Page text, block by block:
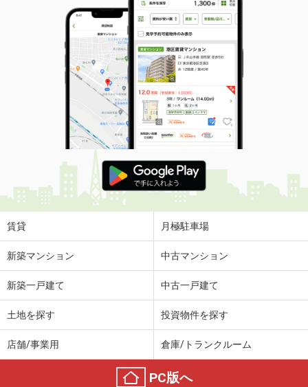
賃貸 月極駐車場
新築マンション 中古マンション
新築一戸建て 中古一戸建て
土地を探す 投資物件を探す
店舗/事業用 倉庫/トランクルーム
PC版へ